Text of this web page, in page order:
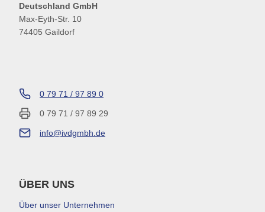
Deutschland GmbH
Max-Eyth-Str. 10
74405 Gaildorf
0 79 71 / 97 89 0
0 79 71 / 97 89 29
info@ivdgmbh.de
ÜBER UNS
Über unser Unternehmen